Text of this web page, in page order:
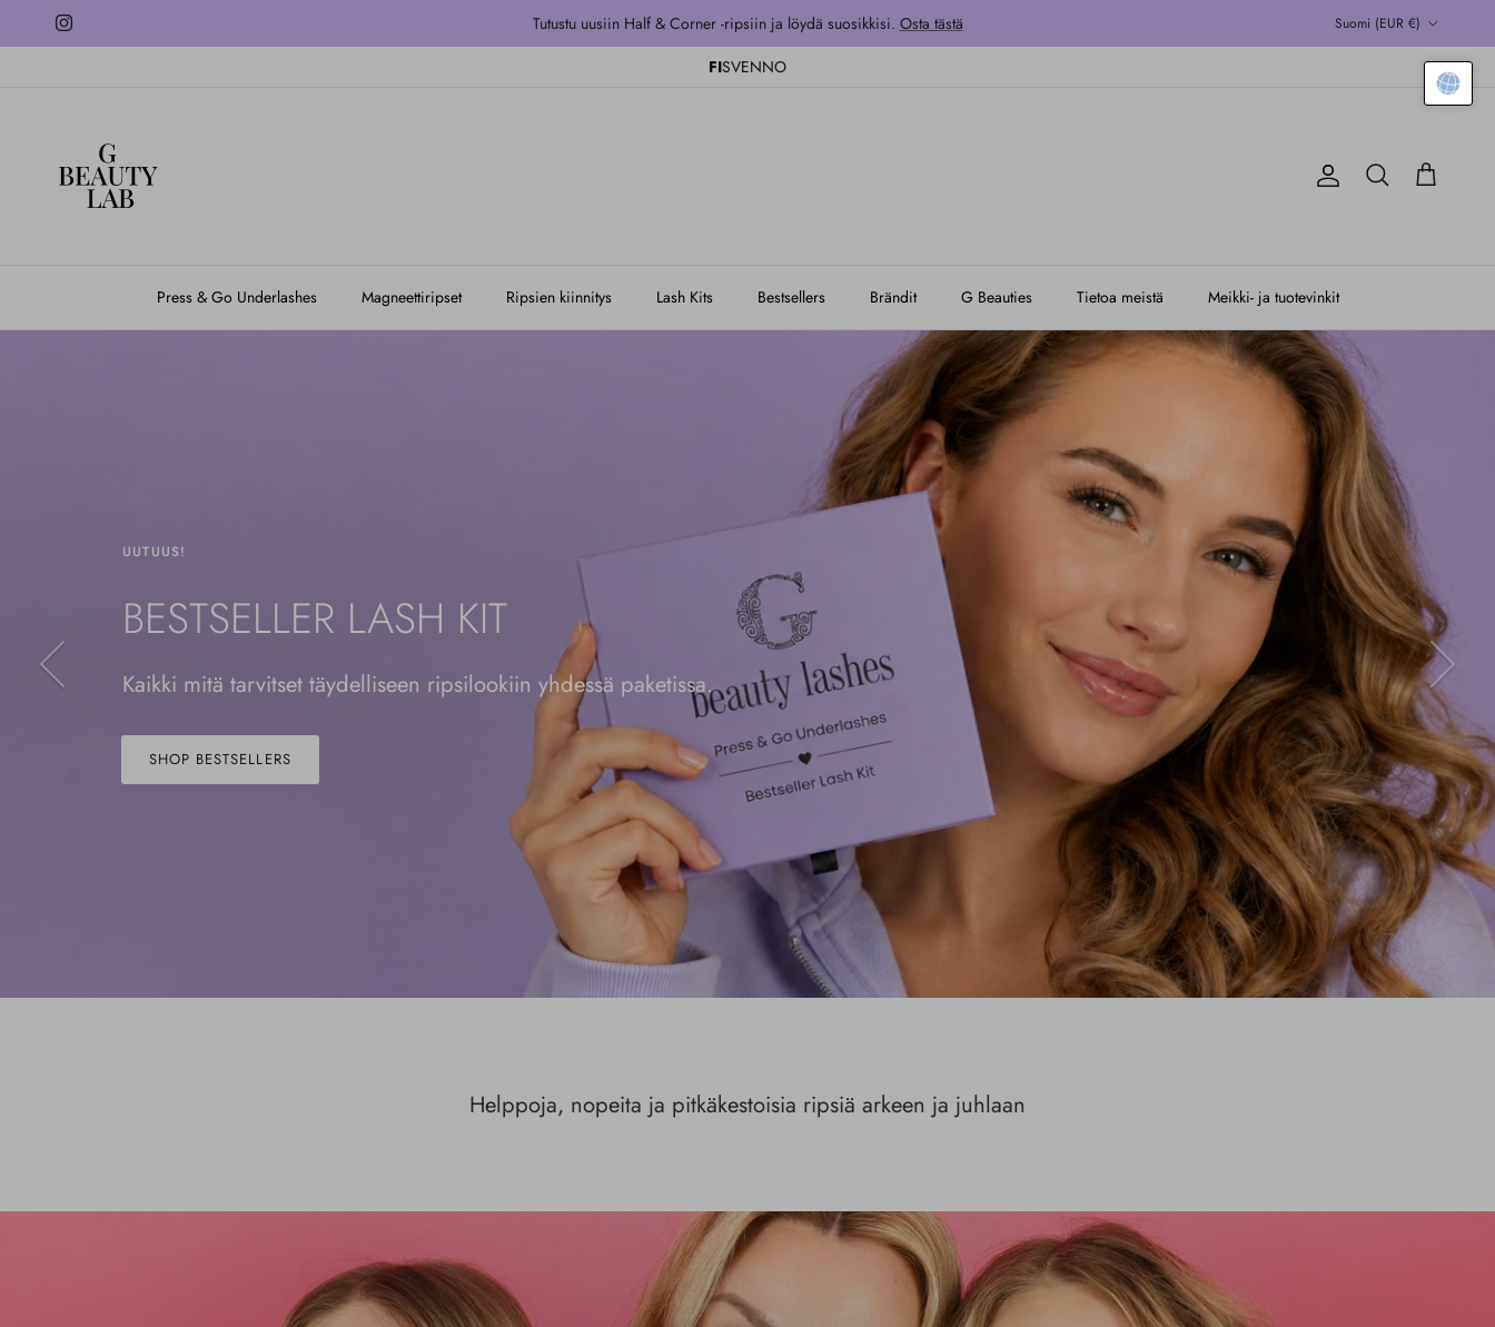
Siirry sisältöön
Instagram Tutustu uusiin Half & Corner -ripsiin ja löydä suosikkisi. Osta tästä Suomi (EUR €)
FISVENNO
Hae Kärry
Press & Go Underlashes Magneettiripset Ripsien kiinnitys Lash Kits Bestsellers Brändit G Beauties Tietoa meistä Meikki- ja tuotevinkit
PRESS & GO
UNDERLASHES
UUTUUS!
BESTSELLER LASH KIT
Kaikki mitä tarvitset täydelliseen ripsilookiin yhdessä paketissa.
SHOP BESTSELLERS
Helppoja, nopeita ja pitkäkestoisia ripsiä arkeen ja juhlaan